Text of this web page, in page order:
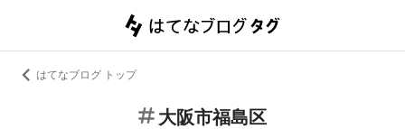
はてなブログ トップ
大阪市福島区